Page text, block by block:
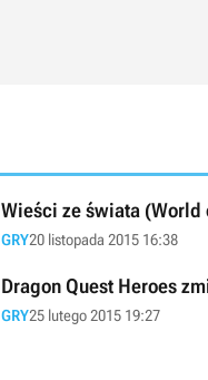
Wieści ze świata (World
GRY20 listopada 2015 16:38
Dragon Quest Heroes
GRY25 lutego 2015 19:27